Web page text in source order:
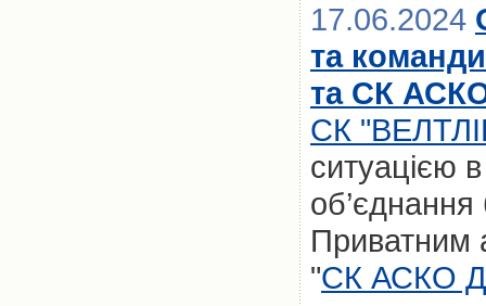
17.06.2024
та
та СК
СК
ситуацією
об’єднання
Приватним
"СК АСКО